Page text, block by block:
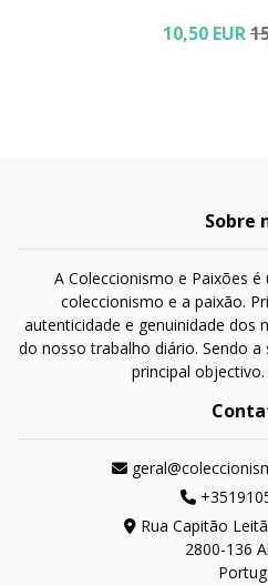
10,50 EUR
Sobre
A Coleccionismo e Paixões
coleccionismo e a paixão.
autenticidade e genuinidade dos
do nosso trabalho diário. Sendo
principal objectivo.
Rua Capitão
2800-136